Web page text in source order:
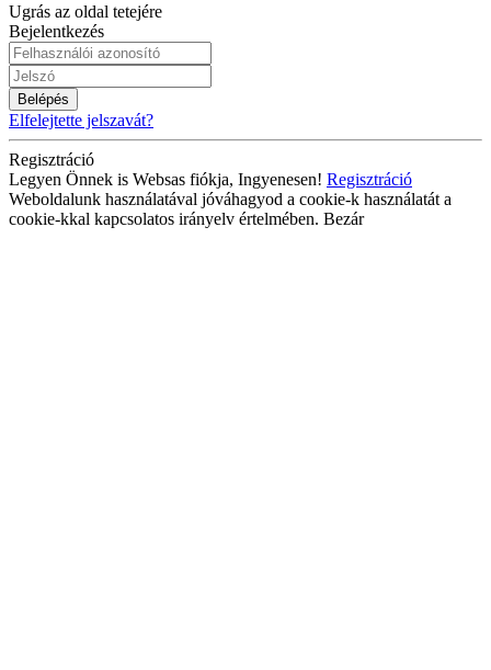
Ugrás az oldal tetejére
Bejelentkezés
Belépés
Elfelejtette jelszavát?
Regisztráció
Legyen Önnek is Websas fiókja, Ingyenesen! Regisztráció
Weboldalunk használatával jóváhagyod a cookie-k használatát a
cookie-kkal kapcsolatos irányelv értelmében. Bezár